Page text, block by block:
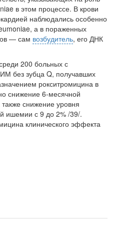
в этом процессе. В крови
наблюдались особенно
а в пораженных
— сам возбудитель, его ДНК
200 больных с
без зубца Q, получавших
рокситромицина в
снижение 6-месяч­ной
снижение уровня
ишемии с 9 до 2% /39/.
клинического эффекта